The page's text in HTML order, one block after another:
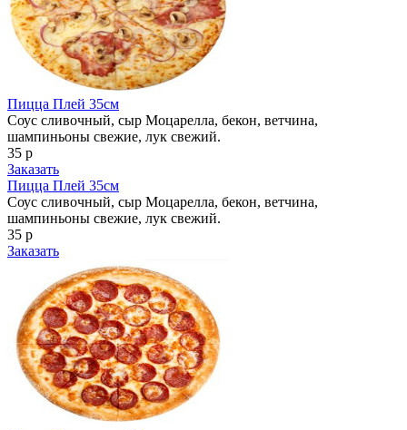
Пицца Плей 35см
Соус сливочный, сыр Моцарелла, бекон, ветчина,
шампиньоны свежие, лук свежий.
35 р
Заказать
Пицца Плей 35см
Соус сливочный, сыр Моцарелла, бекон, ветчина,
шампиньоны свежие, лук свежий.
35 р
Заказать